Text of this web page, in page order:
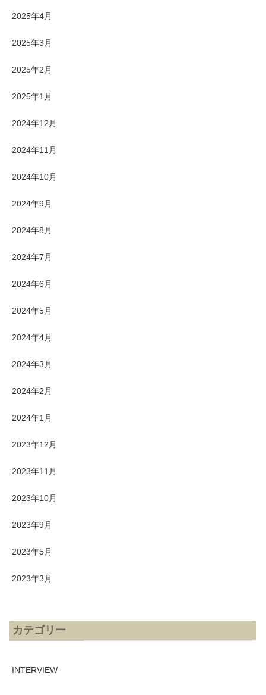
2025年4月
2025年3月
2025年2月
2025年1月
2024年12月
2024年11月
2024年10月
2024年9月
2024年8月
2024年7月
2024年6月
2024年5月
2024年4月
2024年3月
2024年2月
2024年1月
2023年12月
2023年11月
2023年10月
2023年9月
2023年5月
2023年3月
カテゴリー
INTERVIEW